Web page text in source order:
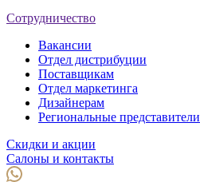
Сотрудничество
Вакансии
Отдел дистрибуции
Поставщикам
Отдел маркетинга
Дизайнерам
Региональные представители
Скидки и акции
Салоны и контакты